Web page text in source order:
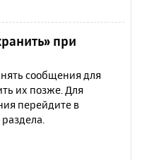
при
сообщения для
их позже. Для
перейдите в